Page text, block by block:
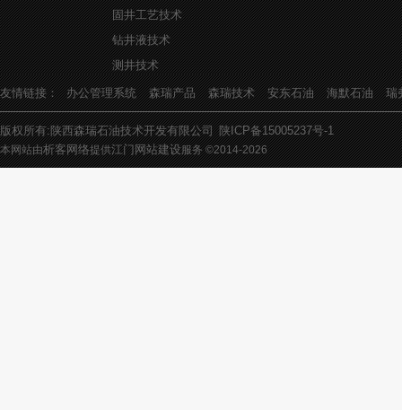
固井工艺技术
钻井液技术
测井技术
友情链接： 办公管理系统 森瑞产品 森瑞技术 安东石油 海默石油 瑞
版权所有:陕西森瑞石油技术开发有限公司 陕ICP备15005237号-1
本网站由析客网络提供江门网站建设服务 ©2014-2026